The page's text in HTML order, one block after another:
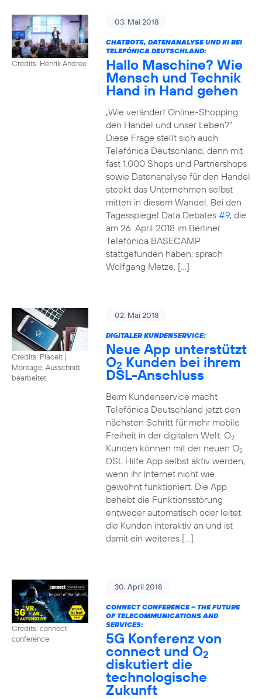
Credits: Henrik Andree
03. Mai 2018
CHATBOTS, DATENANALYSE UND KI BEI
TELEFÓNICA DEUTSCHLAND:
Hallo Maschine? Wie
Mensch und Technik
Hand in Hand gehen
„Wie verändert Online-Shopping
den Handel und unser Leben?“
Diese Frage stellt sich auch
Telefónica Deutschland, denn mit
fast 1.000 Shops und Partnershops
sowie Datenanalyse für den Handel
steckt das Unternehmen selbst
mitten in diesem Wandel. Bei den
Tagesspiegel Data Debates #9, die
am 26. April 2018 im Berliner
Telefónica BASECAMP
stattgefunden haben, sprach
Wolfgang Metze, […]
Credits: Placeit |
Montage, Ausschnitt
bearbeitet
02. Mai 2018
DIGITALER KUNDENSERVICE:
Neue App unterstützt
O2 Kunden bei ihrem
DSL-Anschluss
Beim Kundenservice macht
Telefónica Deutschland jetzt den
nächsten Schritt für mehr mobile
Freiheit in der digitalen Welt: O2
Kunden können mit der neuen O2
DSL Hilfe App selbst aktiv werden,
wenn ihr Internet nicht wie
gewohnt funktioniert. Die App
behebt die Funktionsstörung
entweder automatisch oder leitet
die Kunden interaktiv an und ist
damit ein weiteres […]
Credits: connect
conference
30. April 2018
CONNECT CONFERENCE – THE FUTURE
OF TELECOMMUNICATIONS AND
SERVICES:
5G Konferenz von
connect und O2
diskutiert die
technologische
Zukunft